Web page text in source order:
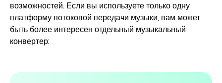
возможностей. Если вы используете только одну
платформу потоковой передачи музыки, вам может
быть более интересен отдельный музыкальный
конвертер: